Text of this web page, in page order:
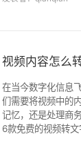
视频内容怎么
在当今数字化信息
们需要将视频中的
记忆，还是处理商
6款免费的视频转文字软件，帮